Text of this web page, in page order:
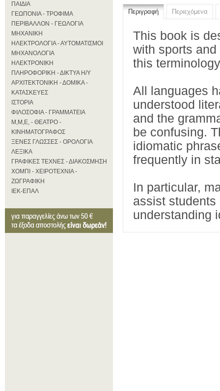
ΠΑΙΔΙΑ
ΓΕΩΠΟΝΙΑ - ΤΡΟΦΙΜΑ
ΠΕΡΙΒΑΛΛΟΝ - ΓΕΩΛΟΓΙΑ
ΜΗΧΑΝΙΚΗ
ΗΛΕΚΤΡΟΛΟΓΙΑ - ΑΥΤΟΜΑΤΙΣΜΟΙ
ΜΗΧΑΝΟΛΟΓΙΑ
ΗΛΕΚΤΡΟΝΙΚΗ
ΠΛΗΡΟΦΟΡΙΚΗ - ΔΙΚΤΥΑ Η/Υ
ΑΡΧΙΤΕΚΤΟΝΙΚΗ - ΔΟΜΙΚΑ -
ΚΑΤΑΣΚΕΥΕΣ
ΙΣΤΟΡΙΑ
ΦΙΛΟΣΟΦΙΑ - ΓΡΑΜΜΑΤΕΙΑ
Μ,Μ,Ε, - ΘΕΑΤΡΟ -
ΚΙΝΗΜΑΤΟΓΡΑΦΟΣ
ΞΕΝΕΣ ΓΛΩΣΣΕΣ - ΟΡΟΛΟΓΙΑ
ΛΕΞΙΚΑ
ΓΡΑΦΙΚΕΣ ΤΕΧΝΕΣ - ΔΙΑΚΟΣΜΗΣΗ
ΧΟΜΠΙ - ΧΕΙΡΟΤΕΧΝΙΑ -
ΖΩΓΡΑΦΙΚΗ
ΙΕΚ-ΕΠΑΛ
Περιγραφή Περιεχόμενα
This book is
with sports
this
All languages
understood
and the
be confusing.
idiomatic
frequently in
In particular,
assist
understanding